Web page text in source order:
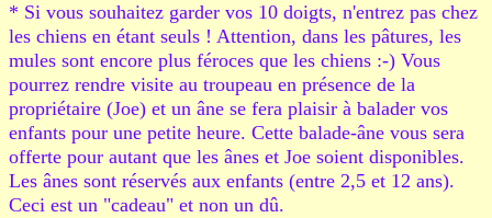
* Si vous souhaitez garder vos 10 doigts, n'entrez pas chez
les chiens en étant seuls ! Attention, dans les pâtures, les
mules sont encore plus féroces que les chiens :-) Vous
pourrez rendre visite au troupeau en présence de la
propriétaire (Joe) et un âne se fera plaisir à balader vos
enfants pour une petite heure. Cette balade-âne vous sera
offerte pour autant que les ânes et Joe soient disponibles.
Les ânes sont réservés aux enfants (entre 2,5 et 12 ans).
Ceci est un "cadeau" et non un dû.